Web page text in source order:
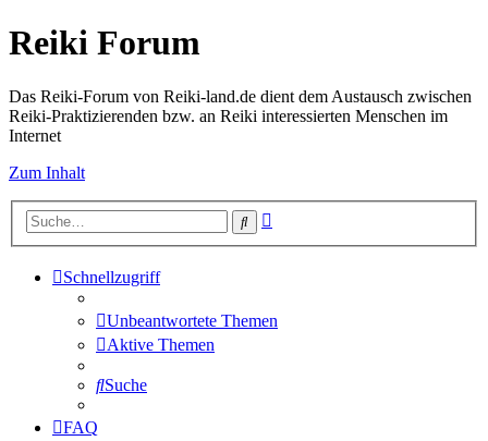
Reiki Forum
Das Reiki-Forum von Reiki-land.de dient dem Austausch zwischen
Reiki-Praktizierenden bzw. an Reiki interessierten Menschen im
Internet
Zum Inhalt
Suche
Schnellzugriff
Unbeantwortete Themen
Aktive Themen
Suche
FAQ